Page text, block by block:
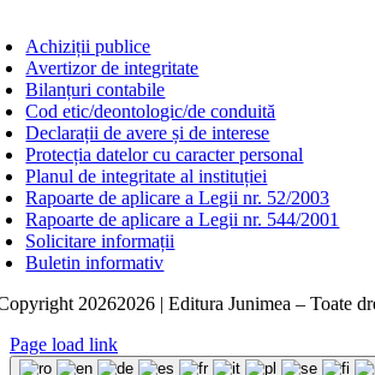
Achiziții publice
Avertizor de integritate
Bilanțuri contabile
Cod etic/deontologic/de conduită
Declarații de avere și de interese
Protecția datelor cu caracter personal
Planul de integritate al instituției
Rapoarte de aplicare a Legii nr. 52/2003
Rapoarte de aplicare a Legii nr. 544/2001
Solicitare informații
Buletin informativ
20262026 | Editura Junimea – Toate
Page load link